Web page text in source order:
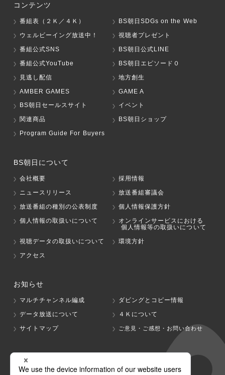
コンテンツ
番組表（２Ｋ／４Ｋ）
BS朝日SDGs on the Web
ウェルビーイング放送中！
視聴者プレゼント
番組公式SNS
BS朝日公式LINE
番組公式YouTube
BS朝日エピソード０
見逃し配信
地方創生
AMBER GAMES
GAME A
BS朝日セールスサイト
イベント
関連商品
BS朝日ショップ
Program Guide For Buyers
BS朝日について
会社概要
採用情報
ニュースリリース
放送番組審議会
放送番組の種別の公表制度
個人情報保護方針
個人情報の取扱いについて
オンラインサービスにおける
個人情報等の取扱いについて
視聴データの取扱いについて
環境方針
アクセス
お知らせ
マルチチャンネル編成
ダビングとコピー情報
データ放送について
４Ｋについて
サイトマップ
ご意見・ご感想・お問い合わせ
グループ会社
テレビ朝日 テレ朝チャンネル